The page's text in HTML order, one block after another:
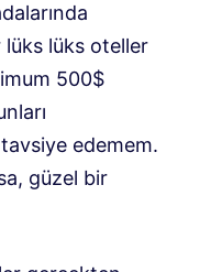
lüks oteller
500$
edemem.
güzel bir